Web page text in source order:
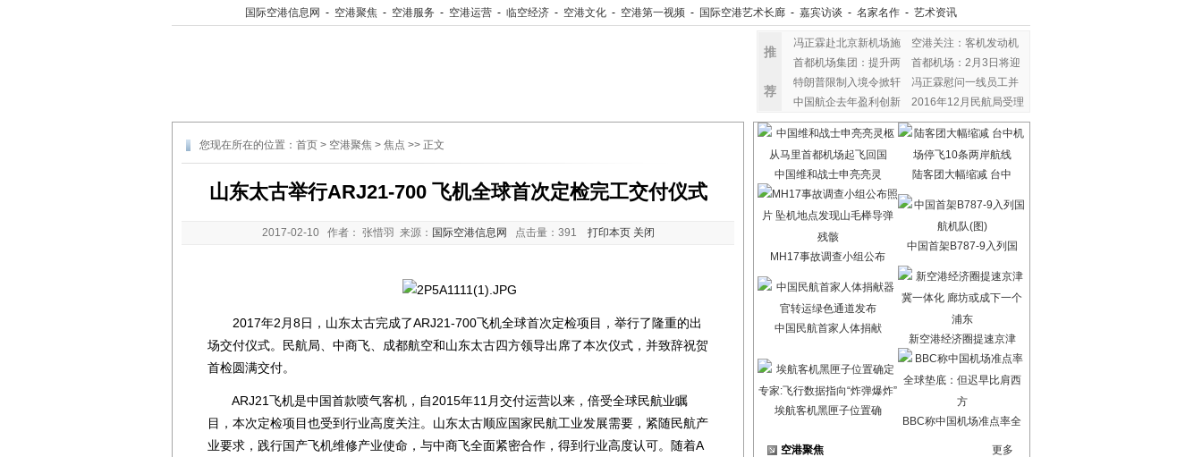
国际空港信息网 - 空港聚焦 - 空港服务 - 空港运营 - 临空经济 - 空港文化 - 空港第一视频 - 国际空港艺术长廊 - 嘉宾访谈 - 名家名作 - 艺术资讯
推
荐
冯正霖赴北京新机场施
空港关注：客机发动机
首都机场集团：提升两
首都机场：2月3日将迎
特朗普限制入境令掀轩
冯正霖慰问一线员工并
中国航企去年盈利创新
2016年12月民航局受理
您现在所在的位置： 首页 > 空港聚焦 > 焦点 >> 正文
山东太古举行ARJ21-700 飞机全球首次定检完工交付仪式
2017-02-10 作者： 张惜羽 来源： 国际空港信息网 点击量： 391 打印本页 关闭
2017年2月8日，山东太古完成了ARJ21-700飞机全球首次定检项目，举行了隆重的出
场交付仪式。民航局、中商飞、成都航空和山东太古四方领导出席了本次仪式，并致辞祝贺
首检圆满交付。
ARJ21飞机是中国首款喷气客机，自2015年11月交付运营以来，倍受全球民航业瞩
目，本次定检项目也受到行业高度关注。山东太古顺应国家民航工业发展需要，紧随民航产
业要求，践行国产飞机维修产业使命，与中商飞全面紧密合作，得到行业高度认可。随着A
中国维和战士申亮亮灵 陆客团大幅缩减 台中
MH17事故调查小组公布
中国首架B787-9入列国
中国民航首家人体捐献
新空港经济圈提速京津
埃航客机黑匣子位置确
BBC称中国机场准点率全
空港聚焦 更多